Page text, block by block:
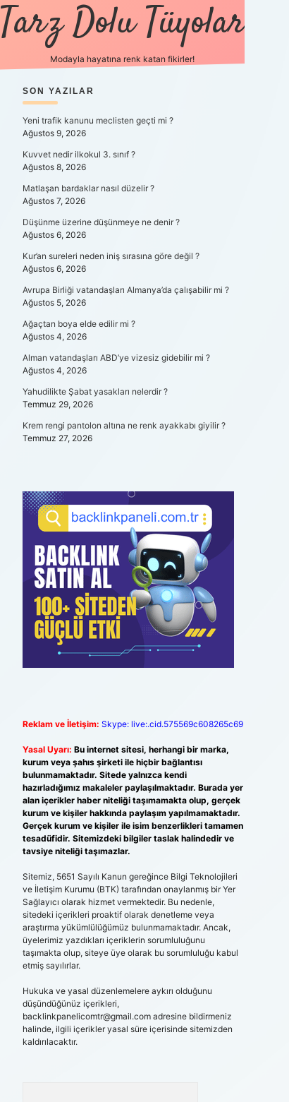
Tarz Dolu Tüyolar
Modayla hayatına renk katan fikirler!
SIDEBAR
SON YAZILAR
Yeni trafik kanunu meclisten geçti mi ?
Ağustos 9, 2026
Kuvvet nedir ilkokul 3. sınıf ?
Ağustos 8, 2026
Matlaşan bardaklar nasıl düzelir ?
Ağustos 7, 2026
Düşünme üzerine düşünmeye ne denir ?
Ağustos 6, 2026
Kur’an sureleri neden iniş sırasına göre değil ?
Ağustos 6, 2026
Avrupa Birliği vatandaşları Almanya’da çalışabilir mi ?
Ağustos 5, 2026
Ağaçtan boya elde edilir mi ?
Ağustos 4, 2026
Alman vatandaşları ABD’ye vizesiz gidebilir mi ?
Ağustos 4, 2026
Yahudilikte Şabat yasakları nelerdir ?
Temmuz 29, 2026
Krem rengi pantolon altına ne renk ayakkabı giyilir ?
Temmuz 27, 2026
Reklam ve İletişim: Skype: live:.cid.575569c608265c69
Yasal Uyarı: Bu internet sitesi, herhangi bir marka,
kurum veya şahıs şirketi ile hiçbir bağlantısı
bulunmamaktadır. Sitede yalnızca kendi
hazırladığımız makaleler paylaşılmaktadır. Burada yer
alan içerikler haber niteliği taşımamakta olup, gerçek
kurum ve kişiler hakkında paylaşım yapılmamaktadır.
Gerçek kurum ve kişiler ile isim benzerlikleri tamamen
tesadüfidir. Sitemizdeki bilgiler taslak halindedir ve
tavsiye niteliği taşımazlar.
Sitemiz, 5651 Sayılı Kanun gereğince Bilgi Teknolojileri
ve İletişim Kurumu (BTK) tarafından onaylanmış bir Yer
Sağlayıcı olarak hizmet vermektedir. Bu nedenle,
sitedeki içerikleri proaktif olarak denetleme veya
araştırma yükümlülüğümüz bulunmamaktadır. Ancak,
üyelerimiz yazdıkları içeriklerin sorumluluğunu
taşımakta olup, siteye üye olarak bu sorumluluğu kabul
etmiş sayılırlar.
Hukuka ve yasal düzenlemelere aykırı olduğunu
düşündüğünüz içerikleri,
backlinkpanelicomtr@gmail.comadresine bildirmeniz
halinde, ilgili içerikler yasal süre içerisinde sitemizden
kaldırılacaktır.